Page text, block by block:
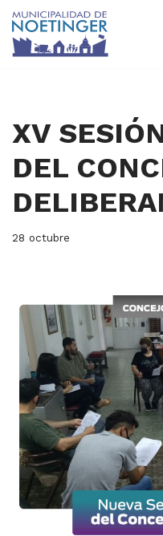
Saltar
XV
DEL
28 octubre